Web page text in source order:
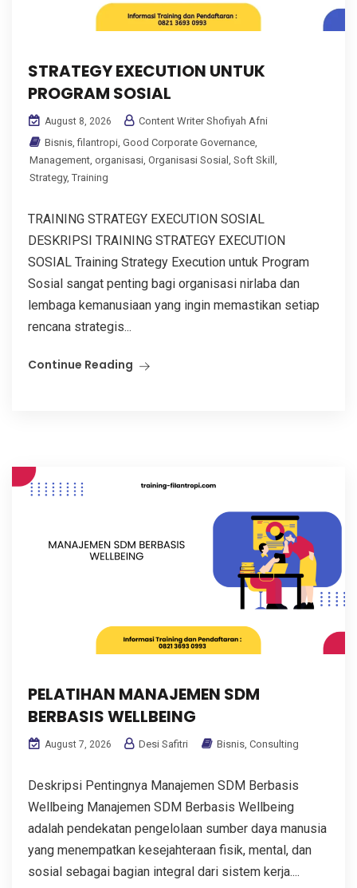
STRATEGY EXECUTION UNTUK
PROGRAM SOSIAL
August 8, 2026
Content Writer Shofiyah Afni
Bisnis ,filantropi Good Corporate Governance
Management organisasi Organisasi Sosial Soft Skill
Strategy, Training
TRAINING STRATEGY EXECUTION SOSIAL
DESKRIPSI TRAINING STRATEGY EXECUTION
SOSIAL Training Strategy Execution untuk Program
Sosial sangat penting bagi organisasi nirlaba dan
lembaga kemanusiaan yang ingin memastikan setiap
rencana strategis...
Continue Reading
PELATIHAN MANAJEMEN SDM
BERBASIS WELLBEING
August 7, 2026 Desi Safitri Bisnis Consulting
Deskripsi Pentingnya Manajemen SDM Berbasis
Wellbeing Manajemen SDM Berbasis Wellbeing
adalah pendekatan pengelolaan sumber daya manusia
yang menempatkan kesejahteraan fisik, mental, dan
sosial sebagai bagian integral dari sistem kerja....